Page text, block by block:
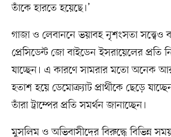
তাঁকে হারতে হয়েছে।’
গাজা ও লেবাননে ভয়াবহ নৃশংসতা সত্ত্বেও
প্রেসিডেন্ট জো বাইডেন ইসরায়েলের প্রতি
যাচ্ছেন। এ কারণে সামরার মতো অনেক
হতাশ হয়ে ডেমোক্র্যাট প্রার্থীকে ছেড়ে
তাঁরা ট্রাম্পের প্রতি সমর্থন জানাচ্ছেন।
মুসলিম ও অভিবাসীদের বিরুদ্ধে বিভিন্ন